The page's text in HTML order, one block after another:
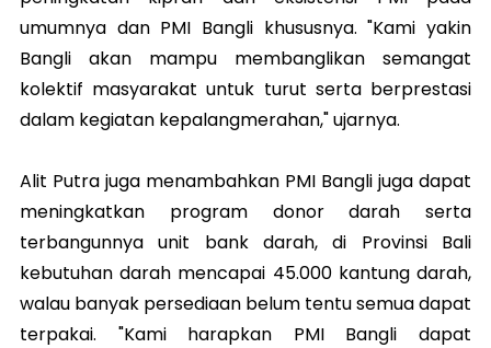
umumnya dan PMI Bangli khususnya. "Kami yakin
Bangli akan mampu membanglikan semangat
kolektif masyarakat untuk turut serta berprestasi
dalam kegiatan kepalangmerahan," ujarnya.
Alit Putra juga menambahkan PMI Bangli juga dapat
meningkatkan program donor darah serta
terbangunnya unit bank darah, di Provinsi Bali
kebutuhan darah mencapai 45.000 kantung darah,
walau banyak persediaan belum tentu semua dapat
terpakai. "Kami harapkan PMI Bangli dapat